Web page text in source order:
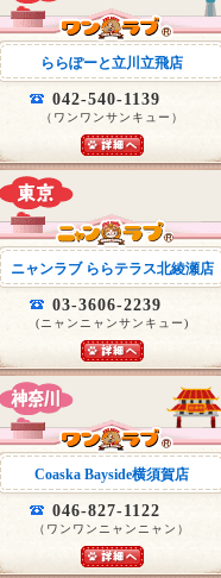
ららぽーと立川立飛店
042-540-1139
（ワンワンサンキュー）
ニャンラブ ららテラス北綾瀬店
03-3606-2239
(ニャンニャンサンキュー)
Coaska Bayside横須賀店
046-827-1122
（ワンワンニャンニャン）